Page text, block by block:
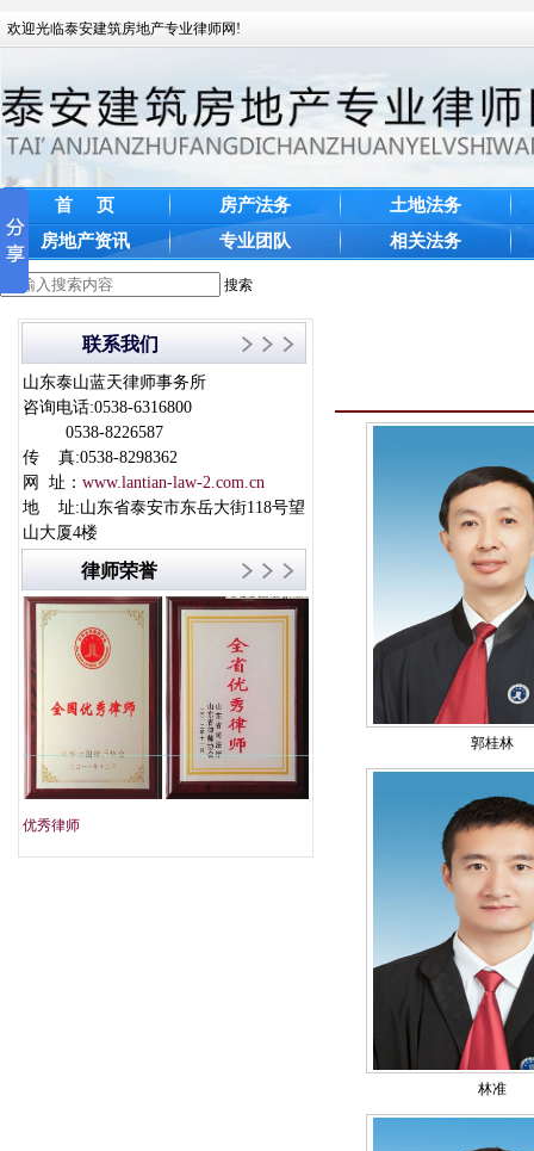
欢迎光临泰安建筑房地产专业律师网!
首 页 房产法务
土地法务
房地产资讯
专业团队 相关法务
搜索
联系我们
山东泰山蓝天律师事务所
咨询电话:0538-6316800
0538-8226587
传 真:0538-8298362
网 址： www.lantian-law-2.com.cn
地 址:山东省泰安市东岳大街118号望
山大厦4楼
律师荣誉
优秀律师
郭桂林
林准